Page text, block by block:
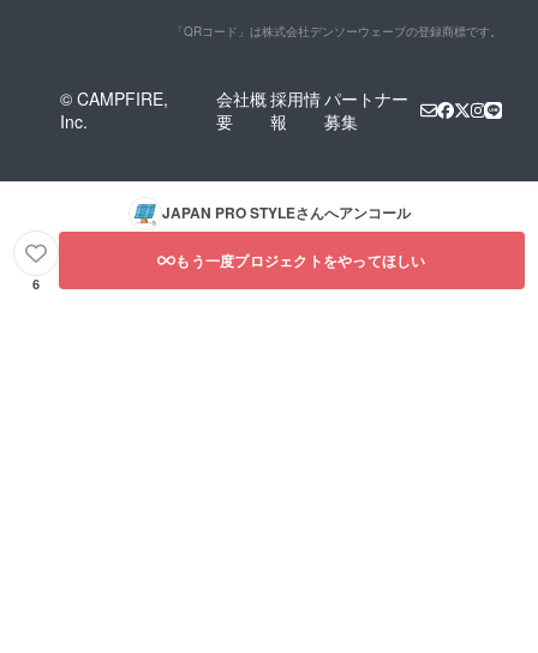
「QRコード」は株式会社デンソーウェーブの登録商標です。
© CAMPFIRE,
Inc.
会社概
要
採用情
報
パートナー
募集
JAPAN PRO STYLEさんへアンコール
6
もう一度プロジェクトをやってほしい